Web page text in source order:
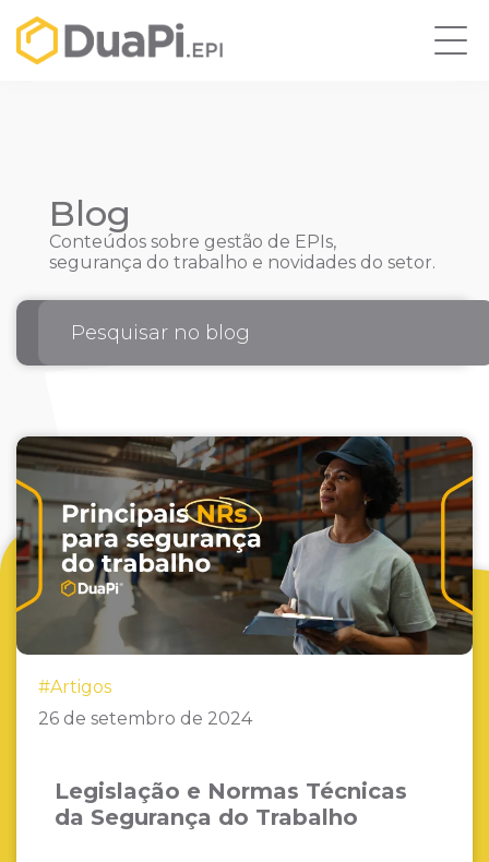
Blog
Conteúdos sobre gestão de EPIs,
segurança do trabalho e novidades do setor.
#Artigos
26 de setembro de 2024
Legislação e Normas Técnicas
da Segurança do Trabalho